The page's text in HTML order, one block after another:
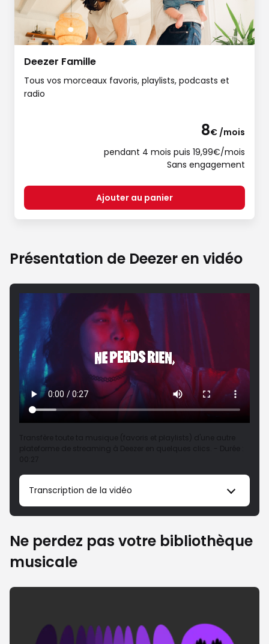
Deezer Famille
Tous vos morceaux favoris, playlists, podcasts et
radio
8€ /mois
pendant 4 mois puis 19,99€/mois
Sans engagement
Ajouter au panier
Présentation de Deezer en vidéo
Transcription de la vidéo
Ne perdez pas votre bibliothèque
musicale